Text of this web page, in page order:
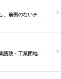
、前例のないチ…
誘致・工業団地…